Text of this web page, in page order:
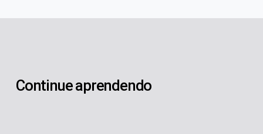
Continue aprendendo